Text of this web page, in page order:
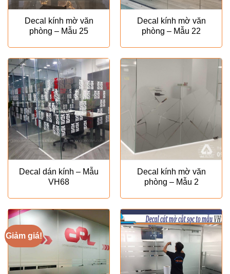
Decal kính mờ văn
phòng – Mẫu 25
Decal kính mờ văn
phòng – Mẫu 22
Decal dán kính – Mẫu
VH68
Decal kính mờ văn
phòng – Mẫu 2
Giảm giá!